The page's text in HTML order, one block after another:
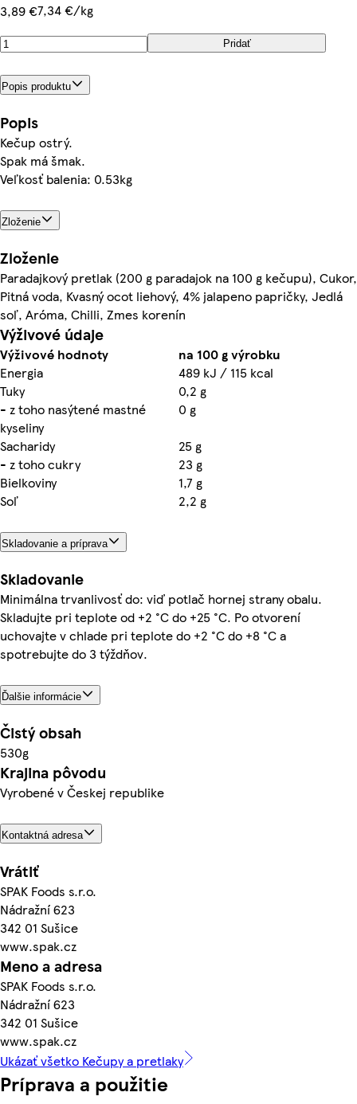
3,89 €7,34 €/kg
Pridať
Popis produktu
Popis
Kečup ostrý.
Spak má šmak.
Veľkosť balenia: 0.53kg
Zloženie
Zloženie
Paradajkový pretlak (200 g paradajok na 100 g kečupu), Cukor,
Pitná voda, Kvasný ocot liehový, 4% jalapeno papričky, Jedlá
soľ, Aróma, Chilli, Zmes korenín
Výživové údaje
Výživové hodnoty
na 100 g výrobku
Energia
489 kJ / 115 kcal
Tuky
0,2 g
- z toho nasýtené mastné
kyseliny
0 g
Sacharidy
25 g
- z toho cukry
23 g
Bielkoviny
1,7 g
Soľ
2,2 g
Skladovanie a príprava
Skladovanie
Minimálna trvanlivosť do: viď potlač hornej strany obalu.
Skladujte pri teplote od +2 °C do +25 °C. Po otvorení
uchovajte v chlade pri teplote do +2 °C do +8 °C a
spotrebujte do 3 týždňov.
Ďalšie informácie
Čistý obsah
530g
Krajina pôvodu
Vyrobené v Českej republike
Kontaktná adresa
Vrátiť
SPAK Foods s.r.o.
Nádražní 623
342 01 Sušice
www.spak.cz
Meno a adresa
SPAK Foods s.r.o.
Nádražní 623
342 01 Sušice
www.spak.cz
Ukázať všetko Kečupy a pretlaky
Príprava a použitie